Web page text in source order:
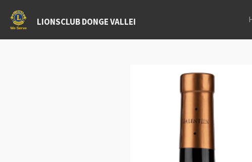
Ga
direct
naar
LIONSCLUB DONGE VALLEI